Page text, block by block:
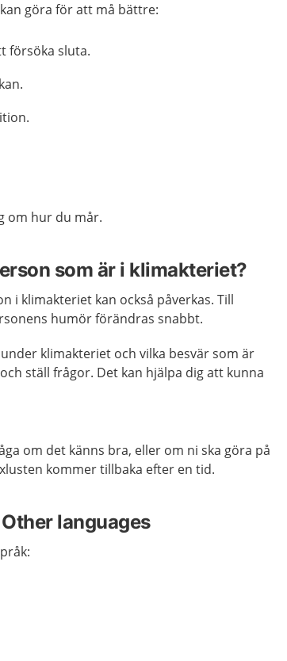
göra för att må bättre:
försöka sluta.
om hur du mår.
som är i klimakteriet?
i klimakteriet kan också påverkas. Till
humör förändras snabbt.
klimakteriet och vilka besvär som är
ställ frågor. Det kan hjälpa dig att kunna
om det känns bra, eller om ni ska göra på
kommer tillbaka efter en tid.
languages